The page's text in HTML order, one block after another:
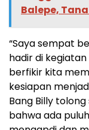
Balepe,
“Saya sempat
hadir di
berfikir kita
kesiapan
Bang Billy
bahwa ada